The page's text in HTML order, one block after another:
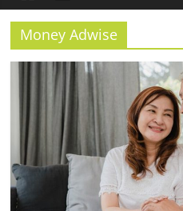
SME
แห่ง
ประเทศไ
Money Adwise